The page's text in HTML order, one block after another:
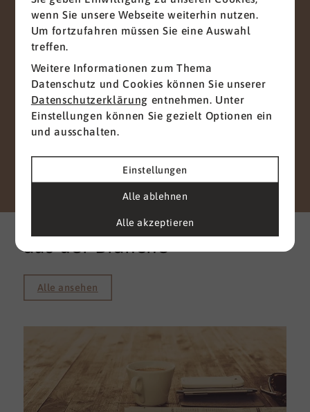
haben.
Wir nehmen den Schutz Ihrer Daten ernst. Alle
Informationen, die Sie über dieses
vertraulich behandelt. Wir garantieren, dass Ihre
persönlichen Daten nicht an Dritte
weitergegeben, verkauft oder anderweitig
missbraucht werden.
Weitere interessante News
aus der Branche
Alle ansehen
wenn Sie unsere Webseite weiterhin nutzen.
Um fortzufahren müssen Sie eine Auswahl
treffen.
Weitere Informationen zum Thema
Datenschutz und Cookies können Sie unserer
Datenschutzerklärung entnehmen. Unter
Einstellungen können Sie gezielt Optionen ein
und ausschalten.
Einstellungen
Alle ablehnen
Alle akzeptieren